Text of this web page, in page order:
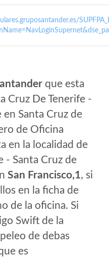
que esta
Cruz De Tenerife -
en Santa Cruz de
de Oficina
en la localidad de
- Santa Cruz de
San Francisco,1, si
en la ficha de
de la oficina. Si
Swift de la
de debas
es